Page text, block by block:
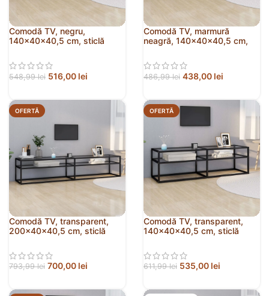
Comodă TV, negru,
140x40x40,5 cm, sticlă
548,99lei 516,00 lei
Comodă TV, marmură
neagră, 140x40x40,5 cm,
486,99lei 438,00 lei
OFERTĂ
Comodă TV, transparent,
200x40x40,5 cm, sticlă
793,99lei 700,00 lei
OFERTĂ
Comodă TV, transparent,
140x40x40,5 cm, sticlă
611,99lei 535,00 lei